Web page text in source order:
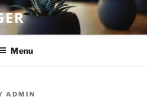
Menu
ADMIN